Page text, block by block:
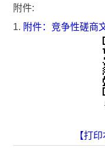
附件:
1. 附件：竞争性磋商
【打印